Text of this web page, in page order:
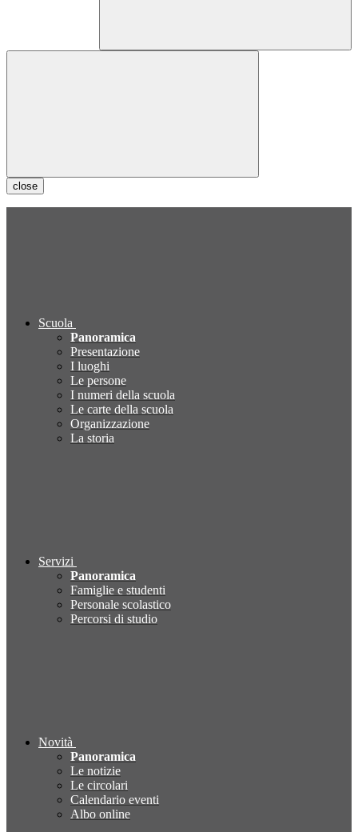
close
Scuola
Panoramica
Presentazione
I luoghi
Le persone
I numeri della scuola
Le carte della scuola
Organizzazione
La storia
Servizi
Panoramica
Famiglie e studenti
Personale scolastico
Percorsi di studio
Novità
Panoramica
Le notizie
Le circolari
Calendario eventi
Albo online